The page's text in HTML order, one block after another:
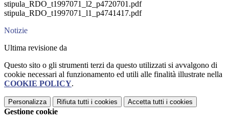
stipula_RDO_t1997071_l2_p4720701.pdf
stipula_RDO_t1997071_l1_p4741417.pdf
Notizie
Ultima revisione da
Questo sito o gli strumenti terzi da questo utilizzati si avvalgono di
cookie necessari al funzionamento ed utili alle finalità illustrate nella
COOKIE POLICY.
Personalizza Rifiuta tutti i cookies Accetta tutti i cookies
Gestione cookie